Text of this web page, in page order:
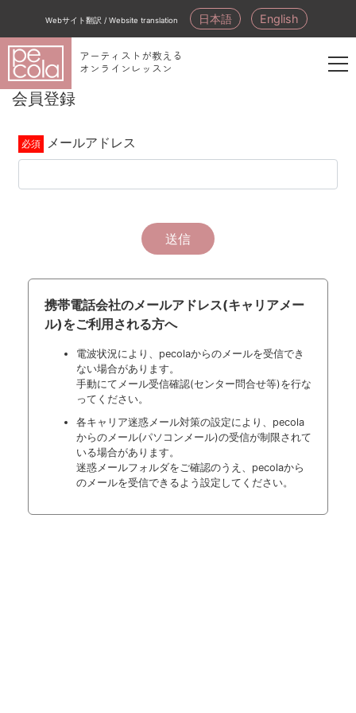
Webサイト翻訳 / Website translation 日本語 English
アーティストが教える
オンラインレッスン
登
録
会員登録
メールアドレス
送信
携帯電話会社のメールアドレス(キャリアメー
ル)をご利用される方へ
電波状況により、pecolaからのメールを受信でき
ない場合があります。
手動にてメール受信確認(センター問合せ等)を行な
ってください。
各キャリア迷惑メール対策の設定により、pecola
からのメール(パソコンメール)の受信が制限されて
いる場合があります。
迷惑メールフォルダをご確認のうえ、pecolaから
のメールを受信できるよう設定してください。